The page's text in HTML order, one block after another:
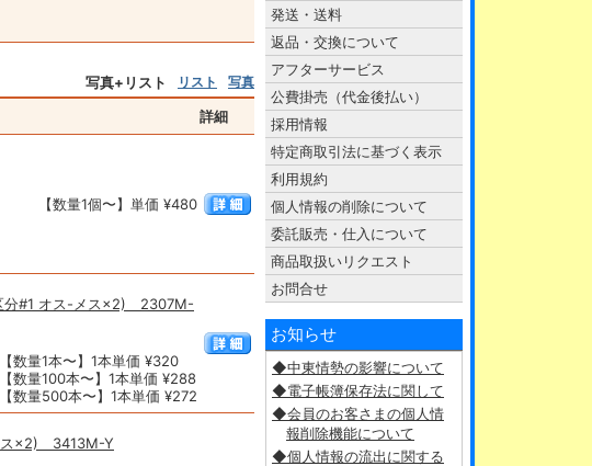
写真+リスト リスト 写真
詳細
【数量1個〜】単価 ¥480
分#1 オス-メス×2) 2307M-
【数量1本〜】1本単価 ¥320
【数量100本〜】1本単価 ¥288
【数量500本〜】1本単価 ¥272
ス×2) 3413M-Y
発送・送料
返品・交換について
アフターサービス
公費掛売（代金後払い）
採用情報
特定商取引法に基づく表示
利用規約
個人情報の削除について
委託販売・仕入について
商品取扱いリクエスト
お問合せ
お知らせ
◆中東情勢の影響について
◆電子帳簿保存法に関して
◆会員のお客さまの個人情
報削除機能について
◆個人情報の流出に関する